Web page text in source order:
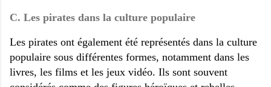
C. Les pirates dans la culture populaire
Les pirates ont également été représentés dans la culture
populaire sous différentes formes, notamment dans les
livres, les films et les jeux vidéo. Ils sont souvent